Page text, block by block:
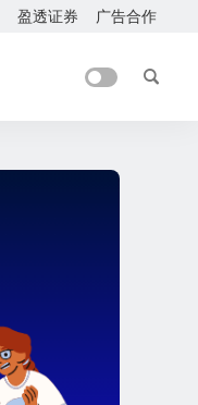
盈透证券 广告合作